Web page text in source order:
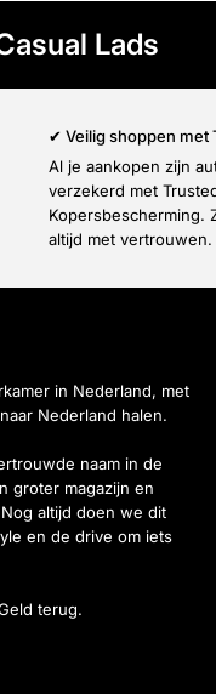
Lads
✔ Veilig shoppen met
Al je aankopen zijn
verzekerd met
Kopersbescherming.
altijd met vertrouwen.
in Nederland, met
Nederland halen.
naam in de
groter magazijn en
altijd doen we dit
en de drive om iets
terug.